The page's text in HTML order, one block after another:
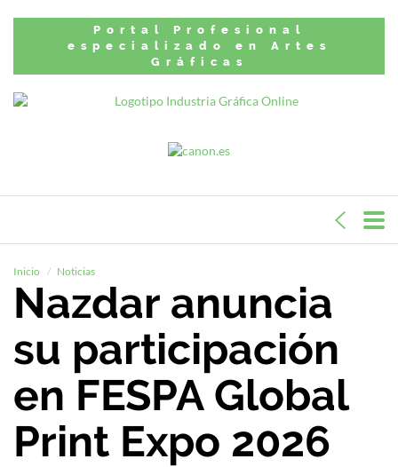
Portal Profesional
especializado en Artes
Gráficas
Inicio Noticias
Nazdar anuncia
su participación
en FESPA Global
Print Expo 2026